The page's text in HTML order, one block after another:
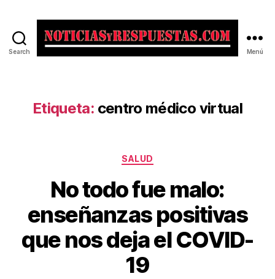
Search Menú
Etiqueta: centro médico virtual
Categorías
SALUD
No todo fue malo:
enseñanzas positivas
que nos deja el COVID-
19